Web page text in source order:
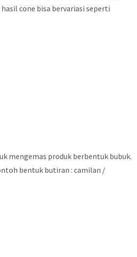
cone bisa bervariasi seperti
mengemas produk berbentuk bubuk.
bentuk butiran : camilan /